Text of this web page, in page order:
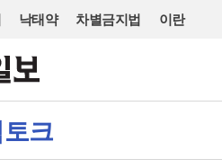
낙태약 차별금지법 이란
크